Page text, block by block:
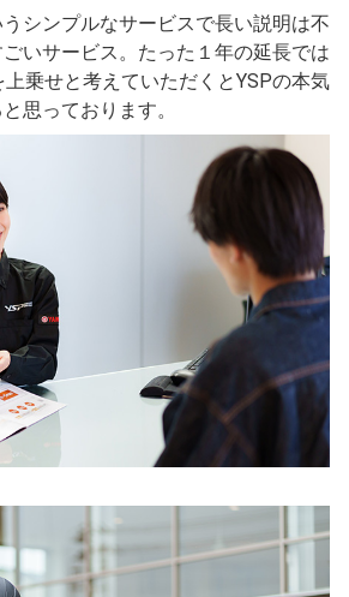
シンプルなサービスで長い説明は不
いサービス。たった１年の延長では
乗せと考えていただくとYSPの本気
思っております。